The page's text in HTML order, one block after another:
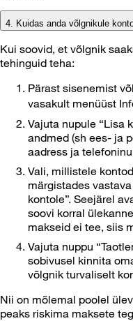
4. Kuidas anda võlgnikule
Kui soovid, et võlgnik
tehinguid teha:
Pärast sisenemist
vasakult menüüst
Vajuta nupule “Lisa
andmed (sh ees- ja
aadress ja
Vali, millistele
märgistades
kontole”. Seejärel
soovi korral
makseid ei tee, siis
Vajuta nuppu
sobivusel kinnita
võlgnik turvaliselt
Nii on mõlemal poolel
peaks riskima maksete